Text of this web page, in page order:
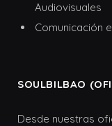
Audiovisuales
Comunicación
SOULBILBAO
Desde nuestras